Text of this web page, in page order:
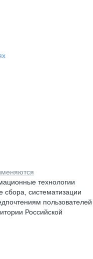
технологии
систематизации
пользователей
Российской